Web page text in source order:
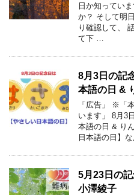
日か知ってい
か？ そして明
り確認して、
て下 …
8月3日の記
本語の日 &
「広告」 ※「
います」 8月3
本語の日 & り
日本語の日】
5月23日の
小澤綾子